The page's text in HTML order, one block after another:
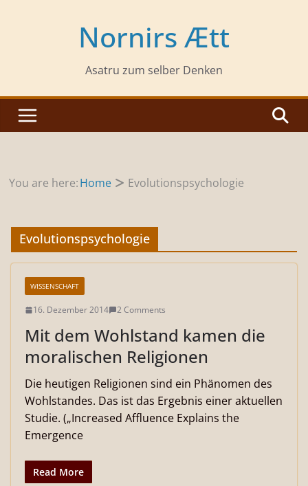
Nornirs Ætt
Asatru zum selber Denken
You are here:Home Evolutionspsychologie
Evolutionspsychologie
WISSENSCHAFT
16. Dezember 2014 2 Comments
Mit dem Wohlstand kamen die
moralischen Religionen
Die heutigen Religionen sind ein Phänomen des
Wohlstandes. Das ist das Ergebnis einer aktuellen
Studie. („Increased Affluence Explains the
Emergence
Read More